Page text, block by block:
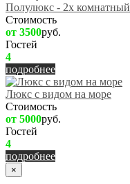
Полулюкс - 2х комнатный
Стоимость
от 3500руб.
Гостей
4
подробнее
Люкс с видом на море
Стоимость
от 5000руб.
Гостей
4
подробнее
×